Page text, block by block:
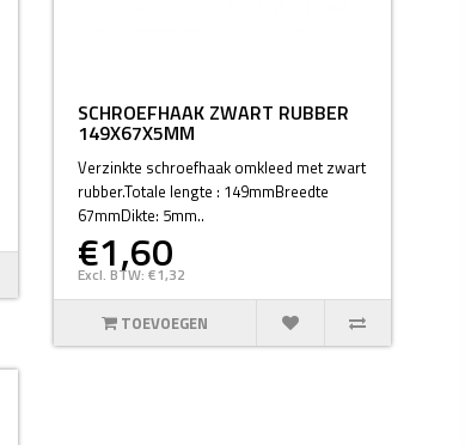
SCHROEFHAAK ZWART RUBBER
149X67X5MM
Verzinkte schroefhaak omkleed met zwart
rubber.Totale lengte : 149mmBreedte
67mmDikte: 5mm..
€1,60
Excl. BTW: €1,32
TOEVOEGEN